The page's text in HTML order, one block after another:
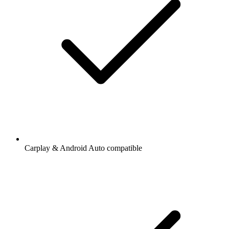
Carplay & Android Auto compatible